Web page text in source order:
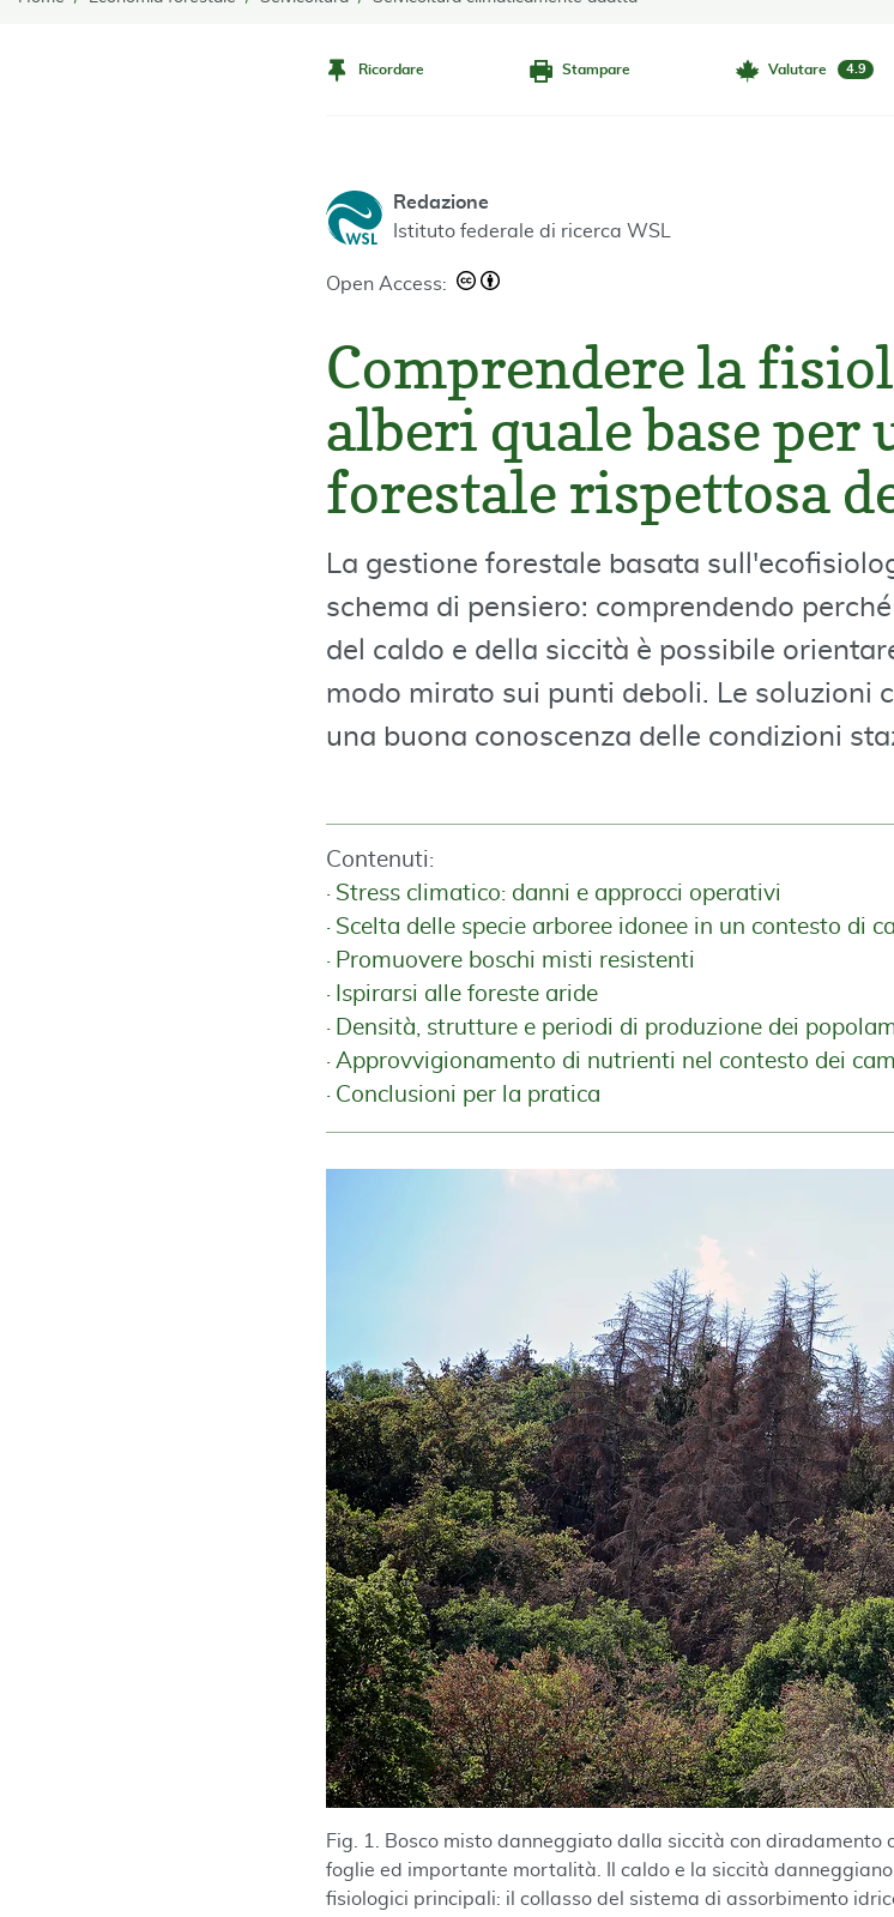
Ricordare Stampare Valutare 4.9
Redazione
Istituto federale di ricerca WSL
Open Access:
Comprendere la
alberi quale base per
forestale rispettosa
La gestione forestale basata
schema di pensiero: comprendendo
del caldo e della siccità è possibile
modo mirato sui punti deboli. Le soluzioni
una buona conoscenza delle condizioni
Contenuti:
Stress climatico: danni e approcci operativi
Scelta delle specie arboree idonee in un contesto di
Promuovere boschi misti resistenti
Ispirarsi alle foreste aride
Densità, strutture e periodi di produzione dei
Approvvigionamento di nutrienti nel contesto dei
Conclusioni per la pratica
Fig. 1. Bosco misto danneggiato dalla siccità con
foglie ed importante mortalità. Il caldo e la siccità
fisiologici principali: il collasso del sistema di assorbimento